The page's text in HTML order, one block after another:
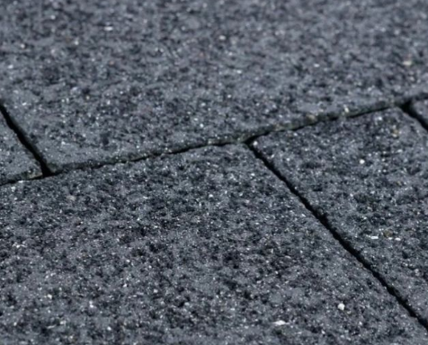
snab@342mz.ru
+7 (985) 096-13-87
г. Домодедово. Отдел
кадров, ул.Промышленная,
д.11/10
u.povarnitcyna@342mz.ru
+7 (964) 768-69-14
г. Домодедово.
Финансовый директор,
ул.Промышленная, д.11/10
info@342mz.ru